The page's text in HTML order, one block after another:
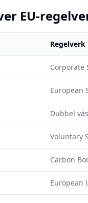
EU-
Regelverk
Corporate
European
Dubbel
Voluntary
Carbon
European